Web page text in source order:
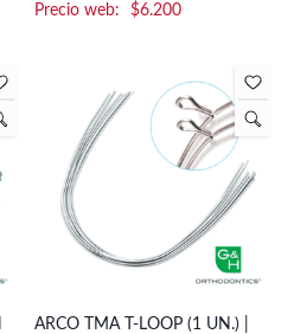
$6.200
ARCO TMA T-LOOP (1 UN.) |